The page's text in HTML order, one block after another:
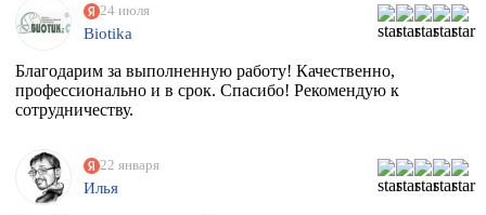
24 июля
Biotika
Благодарим за выполненную работу! Качественно,
профессионально и в срок. Спасибо! Рекомендую к
сотрудничеству.
22 января
Илья